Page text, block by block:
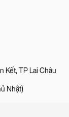
Kết, TP Lai Châu
Nhật)